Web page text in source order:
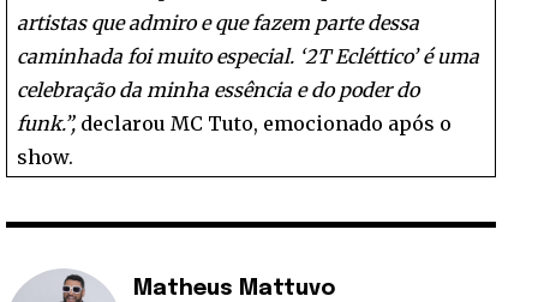
artistas que admiro e que fazem parte dessa
caminhada foi muito especial. ‘2T Ecléttico’ é uma
celebração da minha essência e do poder do
funk.”, declarou MC Tuto, emocionado após o
show.
Matheus Mattuvo